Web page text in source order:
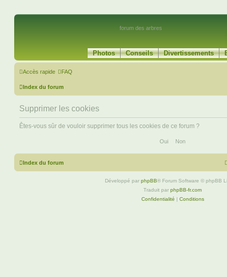
forum des arbres
Photos Conseils Divertissements
Accès rapide FAQ
Index du forum
Supprimer les cookies
Êtes-vous sûr de vouloir supprimer tous les cookies de ce forum ?
Index du forum
Développé par phpBB® Forum Software © phpBB
Traduit par phpBB-fr.com
Confidentialité | Conditions